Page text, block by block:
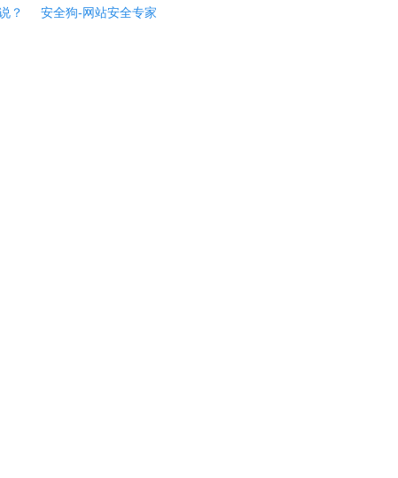
？ 安全狗-网站安全专家